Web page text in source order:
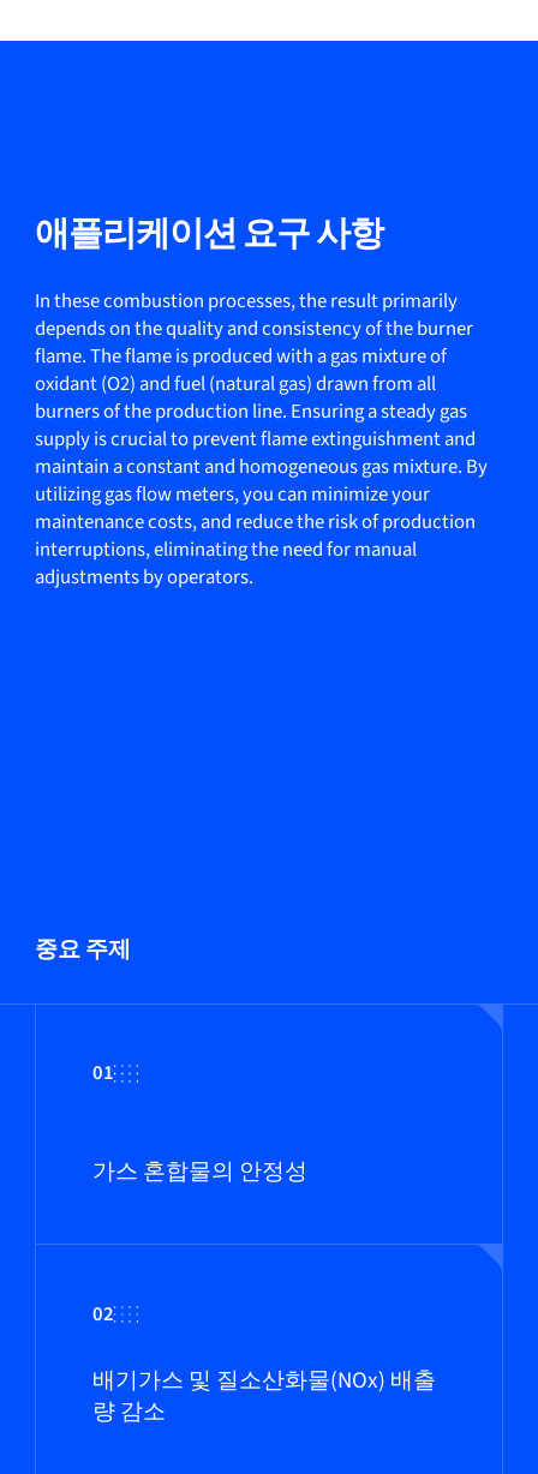
애플리케이션 요구 사항
In these combustion processes, the result primarily
depends on the quality and consistency of the burner
flame. The flame is produced with a gas mixture of
oxidant (O2) and fuel (natural gas) drawn from all
burners of the production line. Ensuring a steady gas
supply is crucial to prevent flame extinguishment and
maintain a constant and homogeneous gas mixture. By
utilizing gas flow meters, you can minimize your
maintenance costs, and reduce the risk of production
interruptions, eliminating the need for manual
adjustments by operators.
중요 주제
01
가스 혼합물의 안정성
02
배기가스 및 질소산화물(NOx) 배출
량 감소